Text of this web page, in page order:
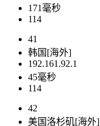
171毫秒
114
41
韩国[海外]
192.161.92.1
45毫秒
114
42
美国洛杉矶[海外]